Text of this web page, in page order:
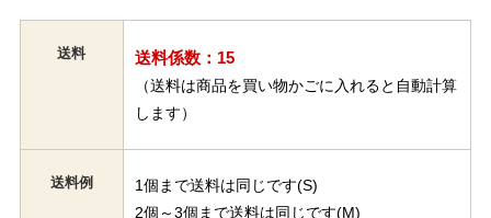
送料 送料係数：15
（送料は商品を買い物かごに入れると自動計算
します）
送料例
1個まで送料は同じです(S)
2個～3個まで送料は同じです(M)